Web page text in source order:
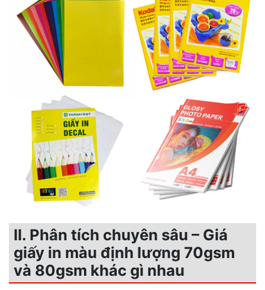
II. Phân tích chuyên sâu – Giá
giấy in màu định lượng 70gsm
và 80gsm khác gì nhau